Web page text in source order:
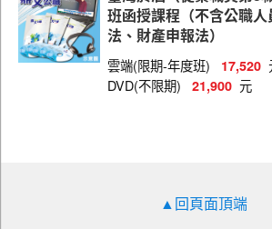
職員(電子商務)
職員(法務)
職員(地政)
職員(精密化學分析)
班函授課程（不含公職
法、財產申報法）
雲端(限期-年度班) 17,520
DVD(不限期)
21,900 元
▲回頁面頂端